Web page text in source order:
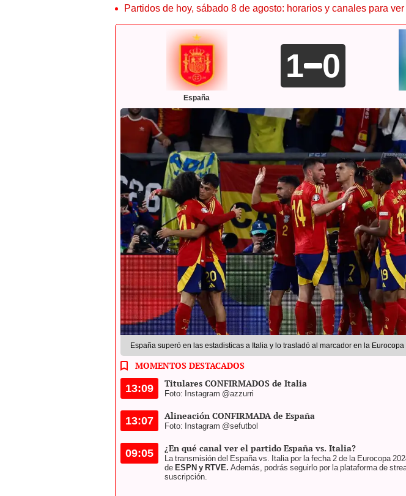
Partidos de hoy, sábado 8 de agosto: horarios y canales para
España
1 0
España superó en las estadisticas a Italia y lo trasladó al marcador en la Eurocopa
MOMENTOS DESTACADOS
13:09 Titulares CONFIRMADOS de Italia
Foto: Instagram @azzurri
13:07 Alineación CONFIRMADA de España
Foto: Instagram @sefutbol
09:05 ¿En qué canal ver el partido España vs. Italia?
La transmisión del España vs. Italia por la fecha 2 de la Eurocopa
de ESPN y RTVE. Además, podrás seguirlo por la plataforma de
suscripción.